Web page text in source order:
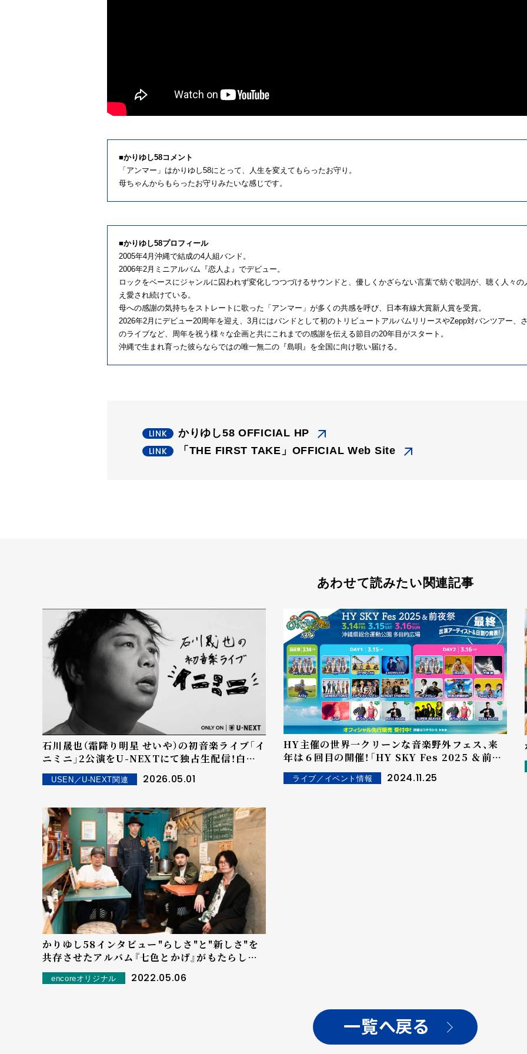
■かりゆし58コメント
「アンマー」はかりゆし58にとって、人生を変えてもらったお守り。
母ちゃんからもらったお守りみたいな感じです。
■かりゆし58プロフィール
2005年4月沖縄で結成の4人組バンド。
2006年2月ミニアルバム『恋人よ』でデビュー。
ロックをベースにジャンルに囚われず変化しつつづけるサウンドと、優しくかざらない言葉で紡ぐ歌詞が、聴く人々
え愛され続けている。
母への感謝の気持ちをストレートに歌った「アンマー」が多くの共感を呼び、日本有線大賞新人賞を受賞。
2026年2月にデビュー20周年を迎え、3月にはバンドとして初のトリビュートアルバムリリースやZepp対バンツアー、
のライブなど、周年を祝う様々な企画と共にこれまでの感謝を伝える節目の20年目がスタート。
沖縄で生まれ育った彼らならではの唯一無二の『島唄』を全国に向け歌い届ける。
かりゆし58 OFFICIAL HP
「THE FIRST TAKE」OFFICIAL Web Site
あわせて読みたい関連記事
石川晟也（霜降り明星 せいや）の初音楽ライブ「イ
ニミニ」2公演をU-NEXTにて独占生配信！白石
麻衣＆かりゆし58もゲスト出演
USEN／U-NEXT関連 2026.05.01
HY主催の世界一クリーンな音楽野外フェス、来
年は６回目の開催！「HY SKY Fes 2025 ＆前夜
祭」最終ラインナップ＆日割り発表！かりゆし58、
GENERATIONSの出演が決定！
ライブ／イベント情報 2024.11.25
かりゆし58インタビュー――"らしさ"と"新しさ"を
共存させたアルバム『七色とかげ』がもたらした
ものは...
encoreオリジナル 2022.05.06
一覧へ戻る